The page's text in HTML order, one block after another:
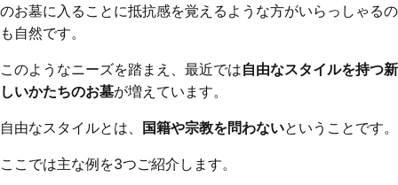
のお墓に入ることに抵抗感を覚えるような方がいらっしゃるの
も自然です。
このようなニーズを踏まえ、最近では自由なスタイルを持つ新
しいかたちのお墓が増えています。
自由なスタイルとは、 国籍や宗教を問わないということです。
ここでは主な例を3つご紹介します。